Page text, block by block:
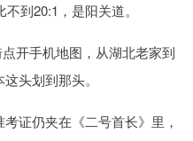
到20:1，是阳关道。
开手机地图，从湖北老家到
头划到那头。
证仍夹在《二号首长》里，